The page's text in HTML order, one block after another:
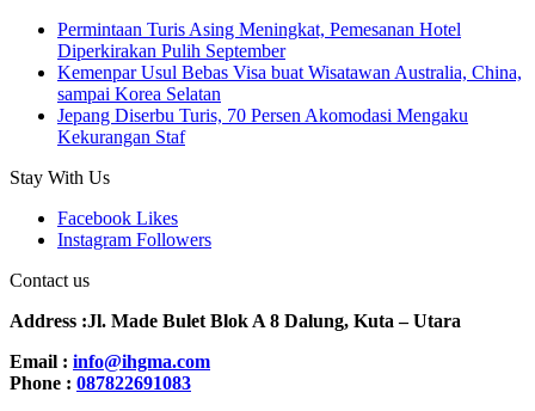
Permintaan Turis Asing Meningkat, Pemesanan Hotel
Diperkirakan Pulih September
Kemenpar Usul Bebas Visa buat Wisatawan Australia, China,
sampai Korea Selatan
Jepang Diserbu Turis, 70 Persen Akomodasi Mengaku
Kekurangan Staf
Stay With Us
Facebook Likes
Instagram Followers
Contact us
Address :Jl. Made Bulet Blok A 8 Dalung, Kuta – Utara
Email : info@ihgma.com
Phone : 087822691083